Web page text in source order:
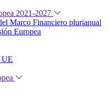
2021-2027
Marco Financiero plurianual
Europea
UE